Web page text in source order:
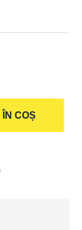
COȘ